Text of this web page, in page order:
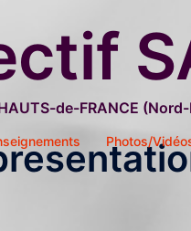
de-FRANCE
Photos/